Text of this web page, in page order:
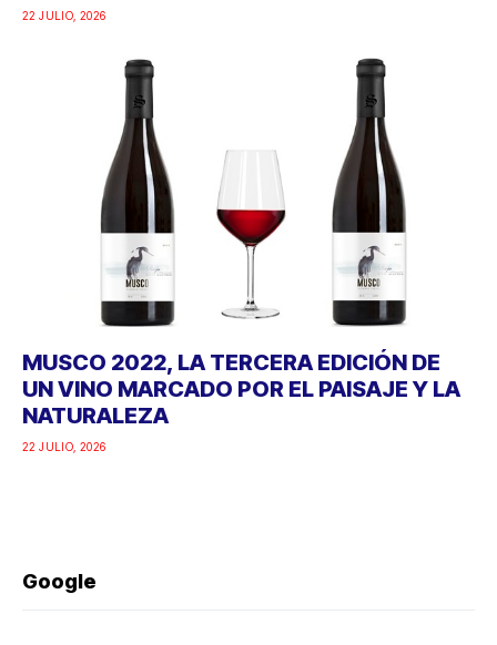
22 JULIO, 2026
MUSCO 2022, LA TERCERA EDICIÓN DE
UN VINO MARCADO POR EL PAISAJE Y LA
NATURALEZA
22 JULIO, 2026
Google